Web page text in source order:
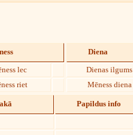
lec
riet
Diena
Dienas ilgums
Mēness diena
Papildus info